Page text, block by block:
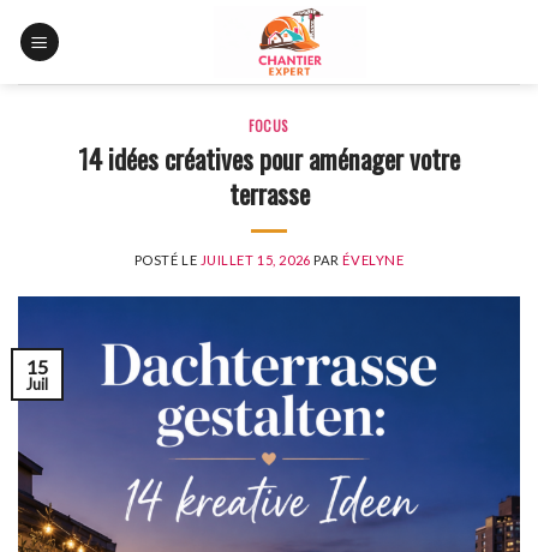
FOCUS
14 idées créatives pour aménager votre
terrasse
POSTÉ LE JUILLET 15, 2026 PARÉVELYNE
15
Juil